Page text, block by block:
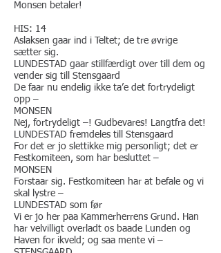
Monsen betaler!
HIS: 14
Aslaksen gaar ind i Teltet; de tre øvrige
sætter sig.
LUNDESTAD gaar stillfærdigt over till dem og
vender sig till Stensgaard
De faar nu endelig ikke ta’e det fortrydeligt
opp –
MONSEN
Nej, fortrydeligt –! Gudbevares! Langtfra det!
LUNDESTAD fremdeles till Stensgaard
For det er jo slettikke mig personligt; det er
Festkomiteen, som har besluttet –
​MONSEN
Forstaar sig. Festkomiteen har at befale og vi
skal lystre –
​LUNDESTAD som før
Vi er jo her paa Kammerherrens Grund. Han
har velvilligt overladt os baade Lunden og
Haven for ikveld; og saa mente vi –